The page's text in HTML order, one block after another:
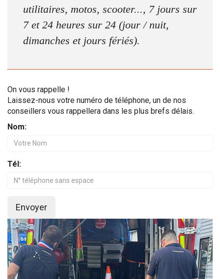
utilitaires, motos, scooter..., 7 jours sur
7 et 24 heures sur 24 (jour / nuit,
dimanches et jours fériés).
On vous rappelle !
Laissez-nous votre numéro de téléphone, un de nos
conseillers vous rappellera dans les plus brefs délais.
Nom:
Tél:
Envoyer